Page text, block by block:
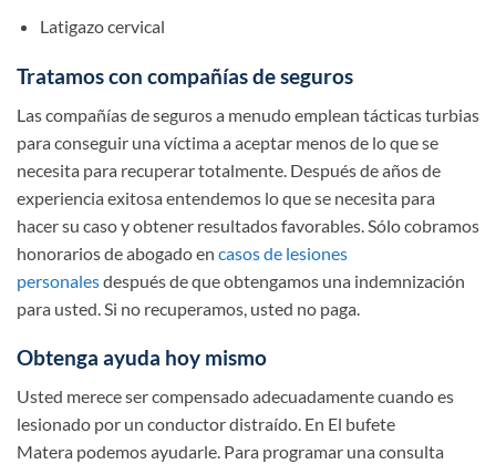
Latigazo cervical
Tratamos con compañías de seguros
Las compañías de seguros a menudo emplean tácticas turbias
para conseguir una víctima a aceptar menos de lo que se
necesita para recuperar totalmente. Después de años de
experiencia exitosa entendemos lo que se necesita para
hacer su caso y obtener resultados favorables. Sólo cobramos
honorarios de abogado en casos de lesiones
personalesdespués de que obtengamos una indemnización
para usted. Si no recuperamos, usted no paga.
Obtenga ayuda hoy mismo
Usted merece ser compensado adecuadamente cuando es
lesionado por un conductor distraído. En El bufete
Matera podemos ayudarle. Para programar una consulta